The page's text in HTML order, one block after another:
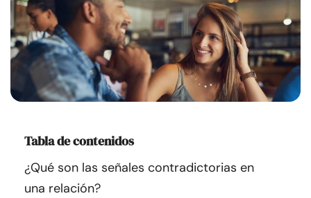
Familia
Ayuda
Cursos
Recursos
Comunidad
Tabla de contenidos
¿Qué son las señales contradictorias en
una relación?